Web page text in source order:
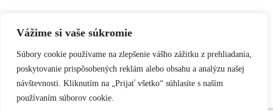
Vážime si vaše súkromie
Súbory cookie používame na zlepšenie vášho zážitku z prehliadania,
poskytovanie prispôsobených reklám alebo obsahu a analýzu našej
návštevnosti. Kliknutím na „Prijať všetko“ súhlasíte s naším
používaním súborov cookie.